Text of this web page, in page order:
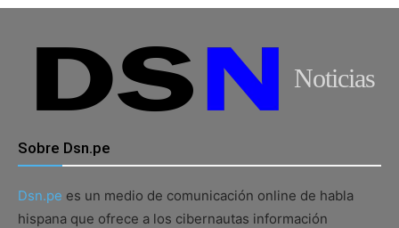
Noticias
Sobre Dsn.pe
Dsn.pe es un medio de comunicación online de habla
hispana que ofrece a los cibernautas información